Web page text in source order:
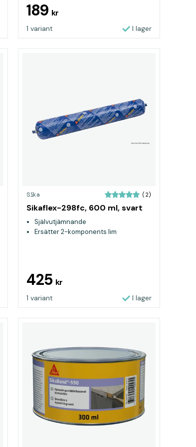
189 kr
1 variant I lager
Sika (2)
Sikaflex-298fc, 600 ml, svart
Självutjämnande
Ersätter 2-komponents lim
425 kr
1 variant I lager